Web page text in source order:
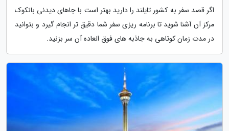
اگر قصد سفر به کشور تایلند را دارید بهتر است با جاهای دیدنی بانکوک
مرکز آن آشنا شوید تا برنامه ریزی سفر شما دقیق تر انجام گیرد و بتوانید
در مدت زمان کوتاهی به جاذبه های فوق العاده آن سر بزنید.